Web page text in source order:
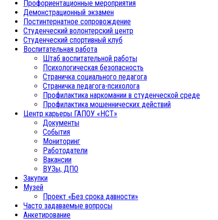
Профориентационные мероприятия
Демонстрационный экзамен
Постинтернатное сопровождение
Студенческий волонтерский центр
Студенческий спортивный клуб
Воспитательная работа
Штаб воспитательной работы
Психологическая безопасность
Страничка социального педагога
Страничка педагога-психолога
Профилактика наркомании в студенческой среде
Профилактика мошеннических действий
Центр карьеры ГАПОУ «НСТ»
Документы
События
Мониторинг
Работодатели
Вакансии
ВУЗы, ДПО
Закупки
Музей
Проект «Без срока давности»
Часто задаваемые вопросы
Анкетирование